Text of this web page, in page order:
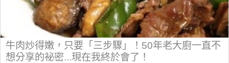
牛肉炒得嫩，只要「三步驟」！50年老大廚一直不
想分享的祕密...現在我終於會了！